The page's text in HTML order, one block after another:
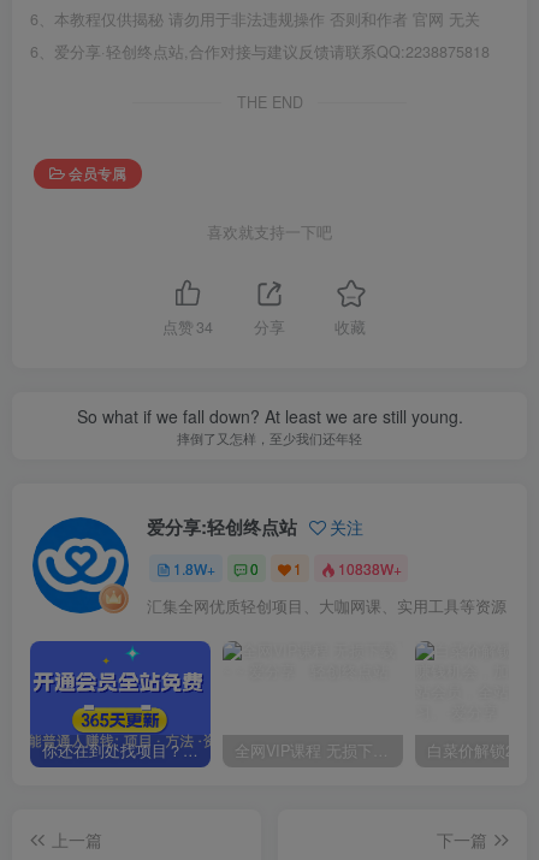
6、本教程仅供揭秘 请勿用于非法违规操作 否则和作者 官网 无关
6、爱分享·轻创终点站,合作对接与建议反馈请联系QQ:2238875818
THE END
会员专属
喜欢就支持一下吧
点赞 34 分享 收藏
So what if we fall down? At least we are still young.
摔倒了又怎样，至少我们还年轻
爱分享:轻创终点站 关注
1.8W+ 0 1 10838W+
汇集全网优质轻创项目、大咖网课、实用工具等资源
你还在到处找项目？还在当韭菜？我靠卖项目一个月收入5万+，曾经我也是个失败者。 全网VIP课程 无损下载~.~
上一篇
下一篇